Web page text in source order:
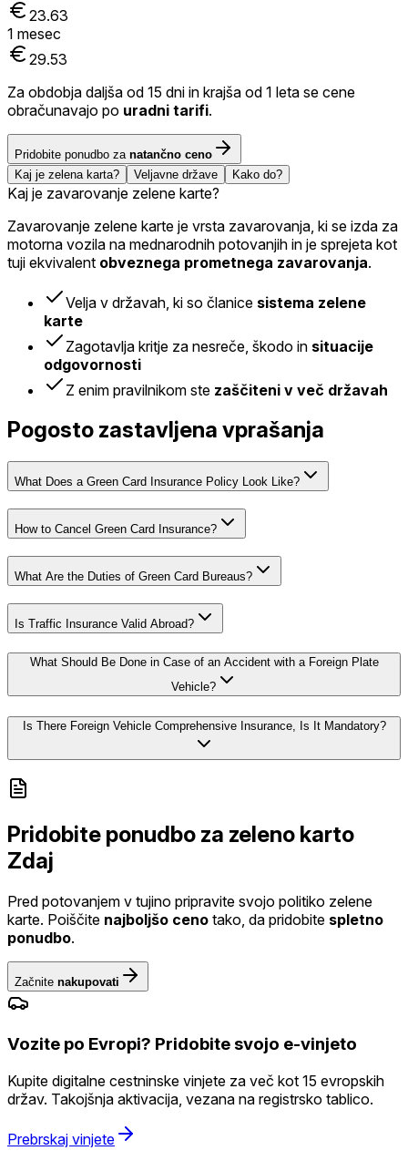
23.63
1 mesec
29.53
Za obdobja daljša od 15 dni in krajša od 1 leta se cene
obračunavajo po uradni tarifi.
Pridobite ponudbo za natančno ceno
Kaj je zelena karta?
Veljavne države Kako do?
Kaj je zavarovanje zelene karte?
Zavarovanje zelene karte je vrsta zavarovanja, ki se izda za
motorna vozila na mednarodnih potovanjih in je sprejeta kot
tuji ekvivalent obveznega prometnega zavarovanja.
Velja v državah, ki so članice sistema zelene
karte
Zagotavlja kritje za nesreče, škodo in situacije
odgovornosti
Z enim pravilnikom ste zaščiteni v več državah
Pogosto zastavljena vprašanja
What Does a Green Card Insurance Policy Look Like?
How to Cancel Green Card Insurance?
What Are the Duties of Green Card Bureaus?
Is Traffic Insurance Valid Abroad?
What Should Be Done in Case of an Accident with a Foreign Plate
Vehicle?
Is There Foreign Vehicle Comprehensive Insurance, Is It Mandatory?
Pridobite ponudbo za zeleno karto
Zdaj
Pred potovanjem v tujino pripravite svojo politiko zelene
karte. Poiščite najboljšo ceno tako, da pridobite spletno
ponudbo.
Začnite nakupovati
Vozite po Evropi? Pridobite svojo e-vinjeto
Kupite digitalne cestninske vinjete za več kot 15 evropskih
držav. Takojšnja aktivacija, vezana na registrsko tablico.
Prebrskaj vinjete